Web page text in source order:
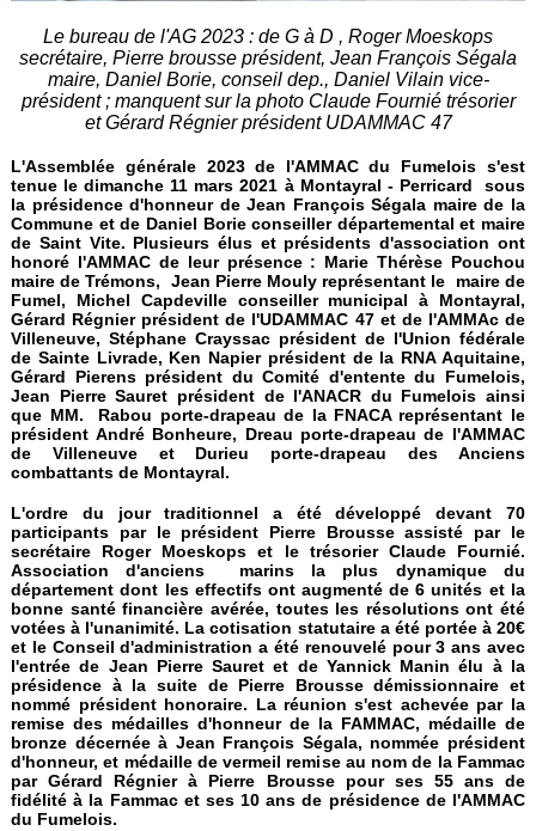
Le bureau de l'AG 2023 : de G à D , Roger Moeskops
secrétaire, Pierre brousse président, Jean François Ségala
maire, Daniel Borie, conseil dep., Daniel Vilain vice-
président ; manquent sur la photo Claude Fournié trésorier
et Gérard Régnier président UDAMMAC 47
L'Assemblée générale 2023 de l'AMMAC du Fumelois s'est
tenue ledimanche 11 mars 2021 à Montayral - Perricard
sous
la présidence d'honneur de Jean François Ségala maire de la
Commune et de Daniel Borie conseiller départemental et maire
de Saint Vite. Plusieurs élus et présidents d'association ont
honoré l'AMMAC de leur présence : Marie Thérèse Pouchou
maire de Trémons, Jean Pierre Mouly représentant le maire de
Fumel, Michel Capdeville conseiller municipal à Montayral,
Gérard Régnier président de l'UDAMMAC 47 et de l'AMMAc de
Villeneuve, Stéphane Crayssac président de l'Union fédérale
de Sainte Livrade, Ken Napier président de la RNA Aquitaine,
Gérard Pierens président du Comité d'entente du Fumelois,
Jean Pierre Sauret président de l'ANACR du Fumelois ainsi
que MM. Rabou porte-drapeau de la FNACA représentant le
président André Bonheure, Dreau porte-drapeau de l'AMMAC
de Villeneuve et Durieu porte-drapeau des Anciens
combattants de Montayral.
L'ordre du jour traditionnel a été développé devant 70
participants par le président Pierre Brousse assisté par le
secrétaire Roger Moeskops et le trésorier Claude Fournié.
Association d'anciens marins la plus dynamique du
département dont les effectifs ont augmenté de 6 unités et la
bonne santé financière avérée, toutes les résolutions ont été
votées à l'unanimité. La cotisation statutaire a été portée à 20€
et le Conseil d'administration a été renouvelé pour 3 ans avec
l'entrée de Jean Pierre Sauret et de Yannick Manin élu à la
présidence à la suite de Pierre Brousse démissionnaire et
nommé président honoraire. La réunion s'est achevée par la
remise des médailles d'honneur de la FAMMAC, médaille de
bronze décernée à Jean François Ségala, nommée président
d'honneur, et médaille de vermeil remise au nom de la Fammac
par Gérard Régnier à Pierre Brousse pour ses 55 ans de
fidélité à la Fammac et ses 10 ans de présidence de l'AMMAC
du Fumelois.